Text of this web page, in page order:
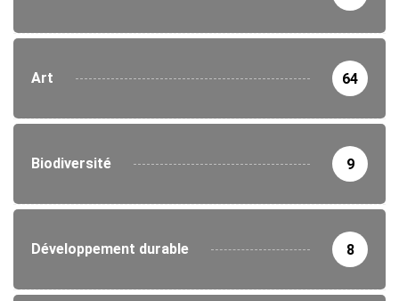
Art 64
Biodiversité 9
Développement durable 8